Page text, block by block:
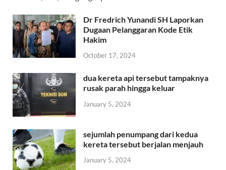
Dr Fredrich Yunandi SH Laporkan
Dugaan Pelanggaran Kode Etik
Hakim
October 17, 2024
dua kereta api tersebut tampaknya
rusak parah hingga keluar
January 5, 2024
sejumlah penumpang dari kedua
kereta tersebut berjalan menjauh
January 5, 2024